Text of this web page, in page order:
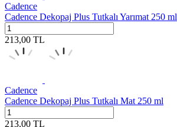
Cadence
Cadence Dekopaj Plus Tutkalı Yarımat 250 ml
213,00 TL
Cadence
Cadence Dekopaj Plus Tutkalı Mat 250 ml
213,00 TL